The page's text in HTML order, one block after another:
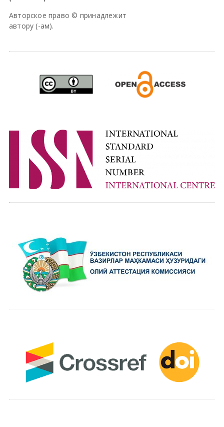
Авторское право © принадлежит
автору (-ам).